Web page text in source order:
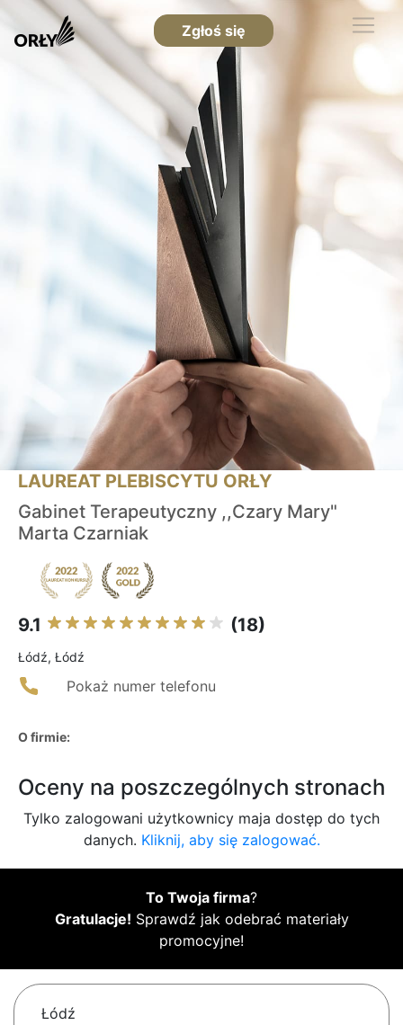
Zgłoś się
LAUREAT PLEBISCYTU ORŁY
Gabinet Terapeutyczny ,,Czary Mary"
Marta Czarniak
9.1 (18)
Łódź, Łódź
Pokaż numer telefonu
O firmie:
Oceny na poszczególnych stronach
Tylko zalogowani użytkownicy maja dostęp do tych
danych. Kliknij, aby się zalogować.
To Twoja firma?
Gratulacje! Sprawdź jak odebrać materiały
promocyjne!
Łódź